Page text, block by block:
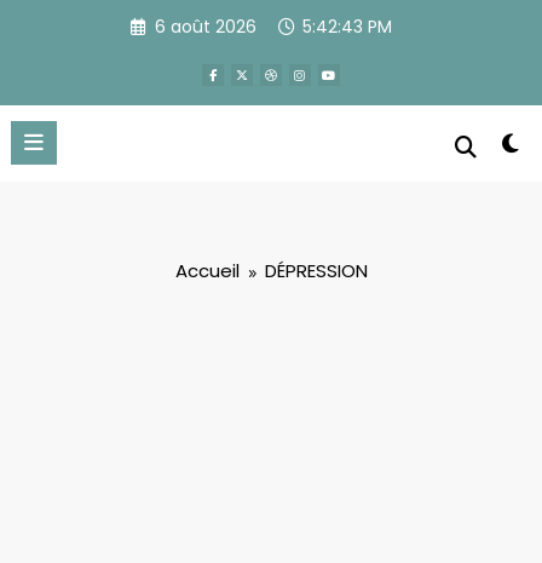
6 août 2026 5:42:44 PM
Accueil DÉPRESSION